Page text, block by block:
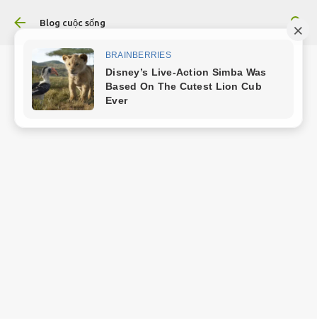
Chuyển đến nội dung chính
Blog cuộc sống